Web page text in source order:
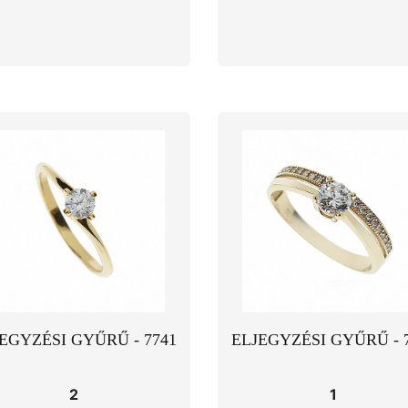
GYŰRŰ - 7741
2
ELJEGYZÉSI GYŰRŰ -
1